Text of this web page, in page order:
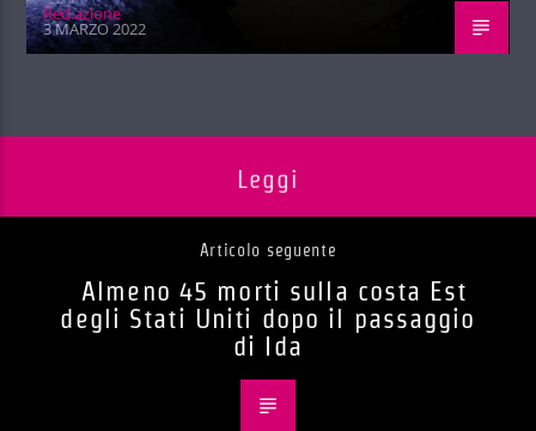
Red.azione
3 MARZO 2022
Leggi
Articolo seguente
Almeno 45 morti sulla costa Est
degli Stati Uniti dopo il passaggio
di Ida